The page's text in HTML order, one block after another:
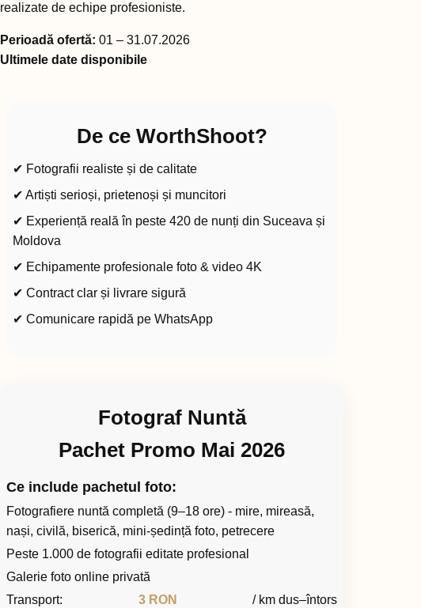
realizate de echipe profesioniste.
Perioadă ofertă: 01 – 31.07.2026
Ultimele date disponibile
De ce WorthShoot?
✔ Fotografii realiste și de calitate
✔ Artiști serioși, prietenoși și muncitori
✔ Experiență reală în peste 420 de nunți din Suceava și
Moldova
✔ Echipamente profesionale foto & video 4K
✔ Contract clar și livrare sigură
✔ Comunicare rapidă pe WhatsApp
Fotograf Nuntă
Pachet Promo Mai 2026
Ce include pachetul foto:
Fotografiere nuntă completă (9–18 ore) - mire, mireasă,
nași, civilă, biserică, mini-ședință foto, petrecere
Peste 1.000 de fotografii editate profesional
Galerie foto online privată
Transport:
3 RON / km dus–întors